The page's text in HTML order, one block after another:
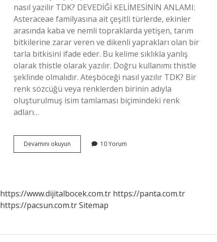
nasıl yazilir TDK? DEVEDİĞİ KELİMESİNİN ANLAMI:
Asteraceae familyasına ait çeşitli türlerde, ekinler
arasında kaba ve nemli topraklarda yetişen, tarım
bitkilerine zarar veren ve dikenli yaprakları olan bir
tarla bitkisini ifade eder. Bu kelime sıklıkla yanlış
olarak thistle olarak yazılır. Doğru kullanımı thistle
şeklinde olmalıdır. Ateşböceği nasıl yazılır TDK? Bir
renk sözcüğü veya renklerden birinin adıyla
oluşturulmuş isim tamlaması biçimindeki renk
adları…
Devamını okuyun
Dikeni
10 Yorum
https://www.dijitalbocek.com.tr https://panta.com.tr
https://pacsun.com.trSitemap